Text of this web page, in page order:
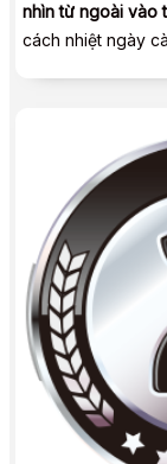
nhìn từ ngoài vào
cách nhiệt ngày